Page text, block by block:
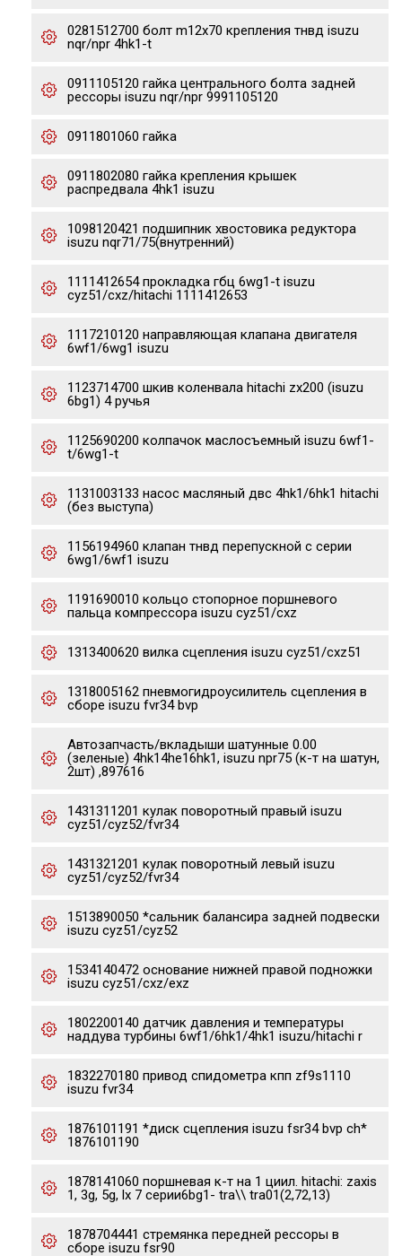
0281512700 болт m12x70 крепления тнвд isuzu
nqr/npr 4hk1-t
0911105120 гайка центрального болта задней
рессоры isuzu nqr/npr 9991105120
0911801060 гайка
0911802080 гайка крепления крышек
распредвала 4hk1 isuzu
1098120421 подшипник хвостовика редуктора
isuzu nqr71/75(внутренний)
1111412654 прокладка гбц 6wg1-t isuzu
cyz51/cxz/hitachi 1111412653
1117210120 направляющая клапана двигателя
6wf1/6wg1 isuzu
1123714700 шкив коленвала hitachi zx200 (isuzu
6bg1) 4 ручья
1125690200 колпачок маслосъемный isuzu 6wf1-
t/6wg1-t
1131003133 насос масляный двс 4hk1/6hk1 hitachi
(без выступа)
1156194960 клапан тнвд перепускной с серии
6wg1/6wf1 isuzu
1191690010 кольцо стопорное поршневого
пальца компрессора isuzu cyz51/cxz
1313400620 вилка сцепления isuzu cyz51/cxz51
1318005162 пневмогидроусилитель сцепления в
сборе isuzu fvr34 bvp
Автозапчасть/вкладыши шатунные 0.00
(зеленые) 4hk14he16hk1, isuzu npr75 (к-т на шатун,
2шт) ,897616
1431311201 кулак поворотный правый isuzu
cyz51/cyz52/fvr34
1431321201 кулак поворотный левый isuzu
cyz51/cyz52/fvr34
1513890050 *сальник балансира задней подвески
isuzu cyz51/cyz52
1534140472 основание нижней правой подножки
isuzu cyz51/cxz/exz
1802200140 датчик давления и температуры
наддува турбины 6wf1/6hk1/4hk1 isuzu/hitachi r
1832270180 привод спидометра кпп zf9s1110
isuzu fvr34
1876101191 *диск сцепления isuzu fsr34 bvp ch*
1876101190
1878141060 поршневая к-т на 1 циил. hitachi: zaxis
1, 3g, 5g, lx 7 серии6bg1- tra\\ tra01(2,72,13)
1878704441 стремянка передней рессоры в
сборе isuzu fsr90